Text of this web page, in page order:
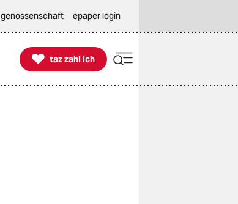
genossenschaft epaper login

taz zahl ich
taz zahl ich